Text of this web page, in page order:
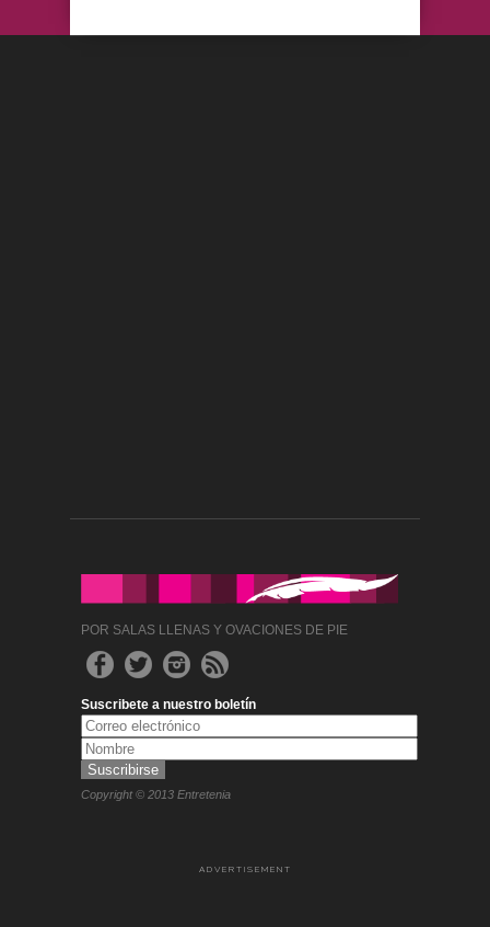
POR SALAS LLENAS Y OVACIONES DE PIE
Suscribete a nuestro boletín
Copyright © 2013 Entretenia
ADVERTISEMENT